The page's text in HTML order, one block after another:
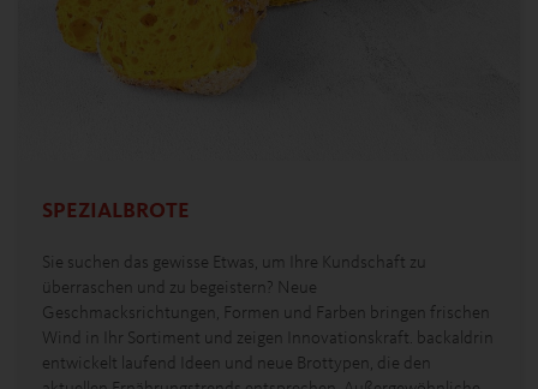
SPEZIALBROTE
Sie suchen das gewisse Etwas, um Ihre Kundschaft zu
überraschen und zu begeistern? Neue
Geschmacksrichtungen, Formen und Farben bringen frischen
Wind in Ihr Sortiment und zeigen Innovationskraft. backaldrin
entwickelt laufend Ideen und neue Brottypen, die den